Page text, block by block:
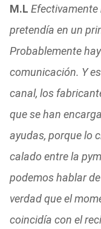
M.L Efectivamente
pretendía en un
Probablemente
comunicación. Y
canal, los
que se han
ayudas, porque lo
calado entre la
podemos hablar
verdad que el
coincidía con el